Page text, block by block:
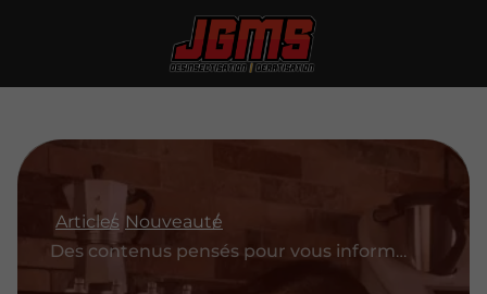
Articles Nouveauté
Des contenus pensés pour vous informer, vous inspirer, vous guider